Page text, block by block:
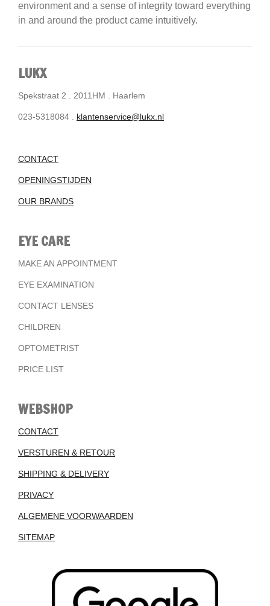
environment and a sense of integrity toward everything
in and around the product came intuitively.
LUKX
Spekstraat 2 . 2011HM . Haarlem
023-5318084 . klantenservice@lukx.nl
CONTACT
OPENINGSTIJDEN
OUR BRANDS
EYE CARE
MAKE AN APPOINTMENT
EYE EXAMINATION
CONTACT LENSES
CHILDREN
OPTOMETRIST
PRICE LIST
WEBSHOP
CONTACT
VERSTUREN & RETOUR
SHIPPING & DELIVERY
PRIVACY
ALGEMENE VOORWAARDEN
SITEMAP